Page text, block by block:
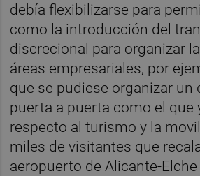
debía flexibilizarse para
como la introducción del
discrecional para organizar
áreas empresariales, por
que se pudiese organizar un
puerta a puerta como el que
respecto al turismo y la
miles de visitantes que
aeropuerto de Alicante-